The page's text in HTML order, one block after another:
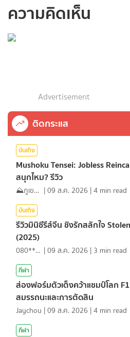
ความคิดเห็น
Advertisement
ติดกระแส
บันเทิง
Mushoku Tensei: Jobless
สนุกไหม? รีวิว
⛰️ภูเขาเล่าไปเรื่อย⛰️ |09 ส.ค. 2026 |4 min read
บันเทิง
รีวิวมินิซีรีส์จีน ชิงรักสลักใจ
(2025)
080******* |09 ส.ค. 2026 | 3 min read
กีฬา
ส่องฟอร์มตัวเต็งคว้าแชมป์โลก F1
สมรรถนะและการตัดสิน
Jaychou |09 ส.ค. 2026 |4 min read
กีฬา